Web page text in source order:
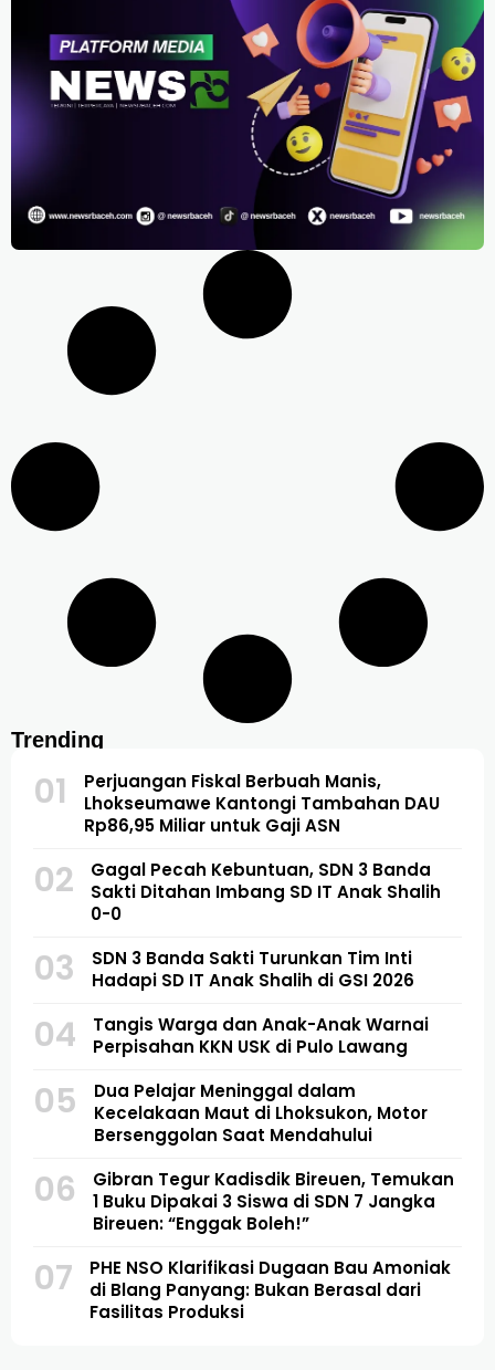
Trending
01
Perjuangan Fiskal Berbuah Manis,
Lhokseumawe Kantongi Tambahan DAU
Rp86,95 Miliar untuk Gaji ASN
02
Gagal Pecah Kebuntuan, SDN 3 Banda
Sakti Ditahan Imbang SD IT Anak Shalih
0-0
03
SDN 3 Banda Sakti Turunkan Tim Inti
Hadapi SD IT Anak Shalih di GSI 2026
04
Tangis Warga dan Anak-Anak Warnai
Perpisahan KKN USK di Pulo Lawang
05
Dua Pelajar Meninggal dalam
Kecelakaan Maut di Lhoksukon, Motor
Bersenggolan Saat Mendahului
06
Gibran Tegur Kadisdik Bireuen, Temukan
1 Buku Dipakai 3 Siswa di SDN 7 Jangka
Bireuen: “Enggak Boleh!”
07
PHE NSO Klarifikasi Dugaan Bau Amoniak
di Blang Panyang: Bukan Berasal dari
Fasilitas Produksi